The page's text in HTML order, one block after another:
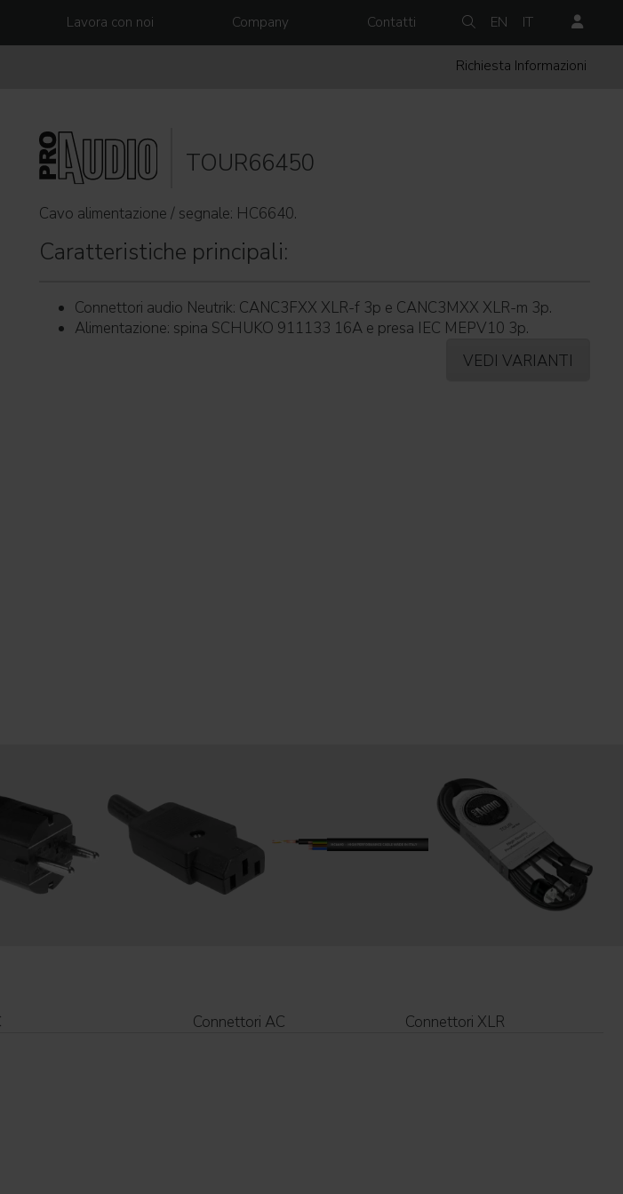
Lavora con noi Company Contatti EN IT
Richiesta Informazioni
TOUR66450
Cavo alimentazione / segnale: HC6640.
Caratteristiche principali:
Connettori audio Neutrik: CANC3FXX XLR-f 3p e CANC3MXX XLR-m 3p.
Alimentazione: spina SCHUKO 911133 16A e presa IEC MEPV10 3p.
VEDI VARIANTI
Connettori AC
Connettori XLR